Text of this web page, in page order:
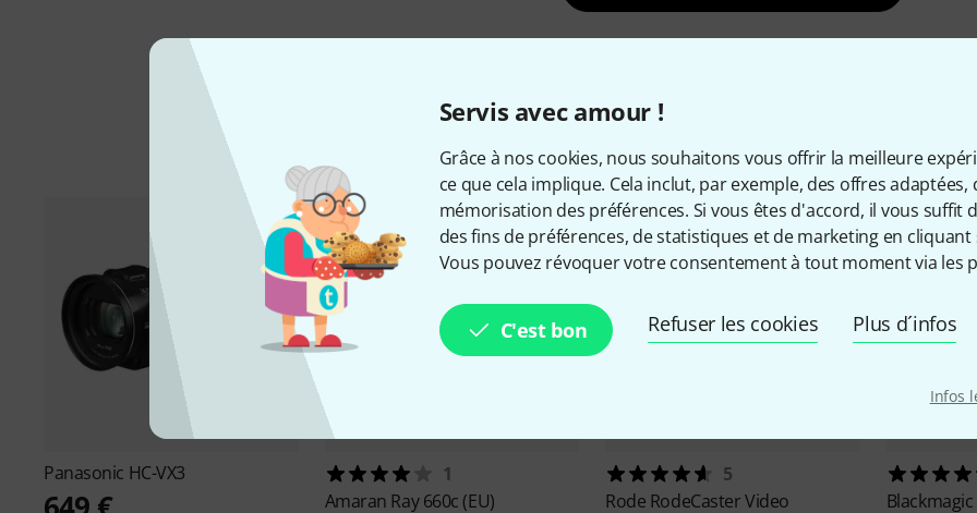
Servis avec amour !
Grâce à nos cookies, nous souhaitons vous offrir la meilleure
ce que cela implique. Cela inclut, par exemple, des offres
mémorisation des préférences. Si vous êtes d'accord, il vous suffit
des fins de préférences, de statistiques et de marketing en
Vous pouvez révoquer votre consentement à tout moment via les
C'est bon Refuser les cookies Plus d´infos
Infos
Actuellement populaires
Panasonic HC-VX3
1
Amaran Ray 660c (EU)
5
Rode RodeCaster Video